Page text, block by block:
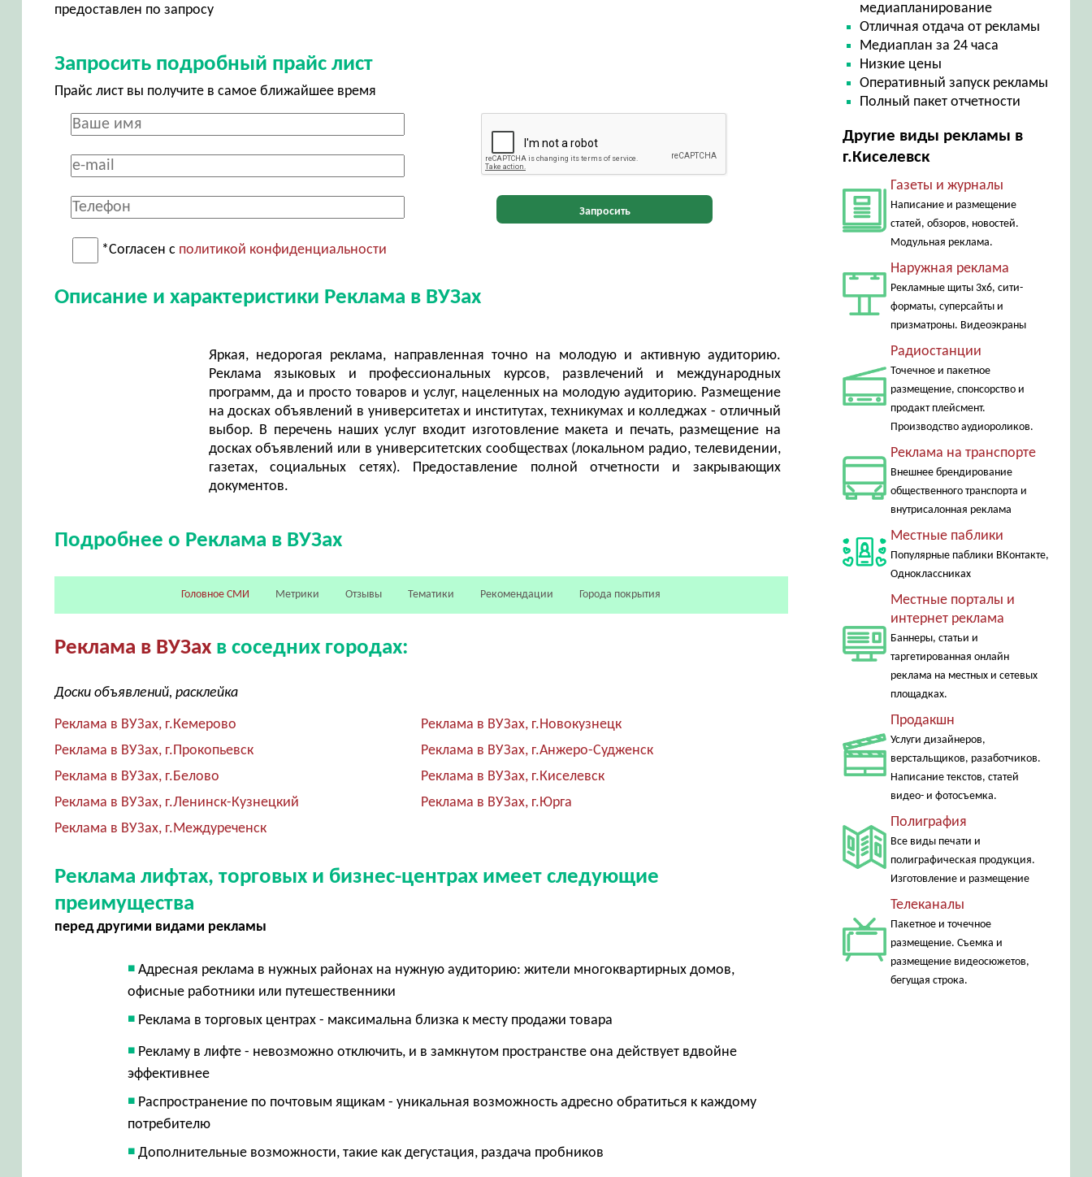
предоставлен по запросу
Запросить подробный прайс лист
Прайс лист вы получите в самое ближайшее время
*Согласен с политикой конфиденциальности
Запросить
Описание и характеристики Реклама в ВУЗах
Яркая, недорогая реклама, направленная точно на молодую и активную аудиторию.
Реклама языковых и профессиональных курсов, развлечений и международных
программ, да и просто товаров и услуг, нацеленных на молодую аудиторию. Размещение
на досках объявлений в университетах и институтах, техникумах и колледжах - отличный
выбор. В перечень наших услуг входит изготовление макета и печать, размещение на
досках объявлений или в университетских сообществах (локальном радио, телевидении,
газетах, социальных сетях). Предоставление полной отчетности и закрывающих
документов.
Подробнее о Реклама в ВУЗах
Головное СМИ Метрики Отзывы Тематики Рекомендации Города покрытия
Реклама в ВУЗахв соседних городах:
Доски объявлений, расклейка
Реклама в ВУЗах, г.Кемерово
Реклама в ВУЗах, г.Новокузнецк
Реклама в ВУЗах, г.Прокопьевск
Реклама в ВУЗах, г.Анжеро-Судженск
Реклама в ВУЗах, г.Белово
Реклама в ВУЗах, г.Киселевск
Реклама в ВУЗах, г.Ленинск-Кузнецкий
Реклама в ВУЗах, г.Юрга
Реклама в ВУЗах, г.Междуреченск
Реклама лифтах, торговых и бизнес-центрах имеет следующие
преимущества
перед другими видами рекламы
Адресная реклама в нужных районах на нужную аудиторию: жители многоквартирных домов,
офисные работники или путешественники
Реклама в торговых центрах - максимальна близка к месту продажи товара
Рекламу в лифте - невозможно отключить, и в замкнутом пространстве она действует вдвойне
эффективнее
Распространение по почтовым ящикам - уникальная возможность адресно обратиться к каждому
потребителю
Дополнительные возможности, такие как дегустация, раздача пробников
медиапланирование
Отличная отдача от рекламы
Медиаплан за 24 часа
Низкие цены
Оперативный запуск рекламы
Полный пакет отчетности
Другие виды рекламы в
г.Киселевск
Газеты и журналы
Написание и размещение
статей, обзоров, новостей.
Модульная реклама.
Наружная реклама
Рекламные щиты 3х6, сити-
форматы, суперсайты и
призматроны. Видеоэкраны
Радиостанции
Точечное и пакетное
размещение, спонсорство и
продакт плейсмент.
Производство аудиороликов.
Реклама на транспорте
Внешнее брендирование
общественного транспорта и
внутрисалонная реклама
Местные паблики
Популярные паблики ВКонтакте,
Одноклассниках
Местные порталы и
интернет реклама
Баннеры, статьи и
таргетированная онлайн
реклама на местных и сетевых
площадках.
Продакшн
Услуги дизайнеров,
верстальщиков, разаботчиков.
Написание текстов, статей
видео- и фотосъемка.
Полиграфия
Все виды печати и
полиграфическая продукция.
Изготовление и размещение
Телеканалы
Пакетное и точечное
размещение. Съемка и
размещение видеосюжетов,
бегущая строка.